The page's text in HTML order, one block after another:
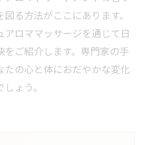
る方法がここにあります。
ロママッサージを通じて日
ご紹介します。専門家の手
の心と体におだやかな変化
ょう。